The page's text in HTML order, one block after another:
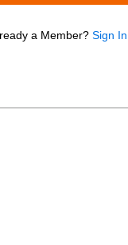
a Member? Sign